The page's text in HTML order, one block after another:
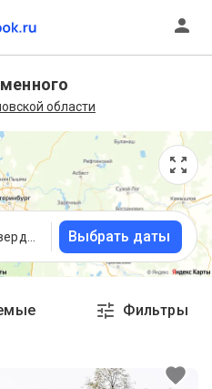
области
Выбрать даты
Фильтры